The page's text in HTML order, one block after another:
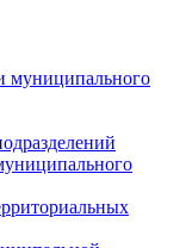
муниципального